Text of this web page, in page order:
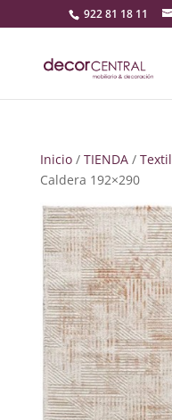
922 81 18 11
Inicio/ TIENDA/ Textil
Caldera 192×290